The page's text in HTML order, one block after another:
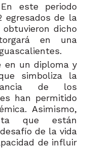
este periodo
egresados de la
obtuvieron dicho
en una
en un diploma y
simboliza la
de los
han permitido
Asimismo,
que están
de la vida
de influir